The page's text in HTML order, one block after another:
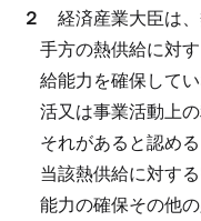
２ 経済産業大臣は
手方の熱供給に対
給能力を確保して
活又は事業活動上
それがあると認め
当該熱供給に対す
能力の確保その他